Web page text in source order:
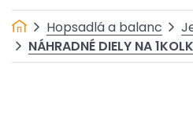
Hopsadlá a balanc
NÁHRADNÉ DIELY NA